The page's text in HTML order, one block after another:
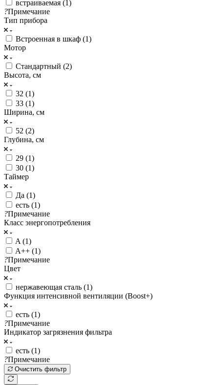
встраиваемая (1 )
?Примечание
Тип прибора
Встроенная в шкаф (1)
Мотор
Стандартный (2)
Высота, см
32 (1)
33 (1)
Ширина, см
52 (2)
Глубина, см
29 (1)
30 (1)
Таймер
Да (1)
есть (1)
?Примечание
Класс энергопотребления
A (1)
A++ (1)
?Примечание
Цвет
нержавеющая сталь (1)
Функция интенсивной вентиляции (Boost+)
есть (1)
?Примечание
Индикатор загрязнения фильтра
есть (1)
?Примечание
Очистить фильтр